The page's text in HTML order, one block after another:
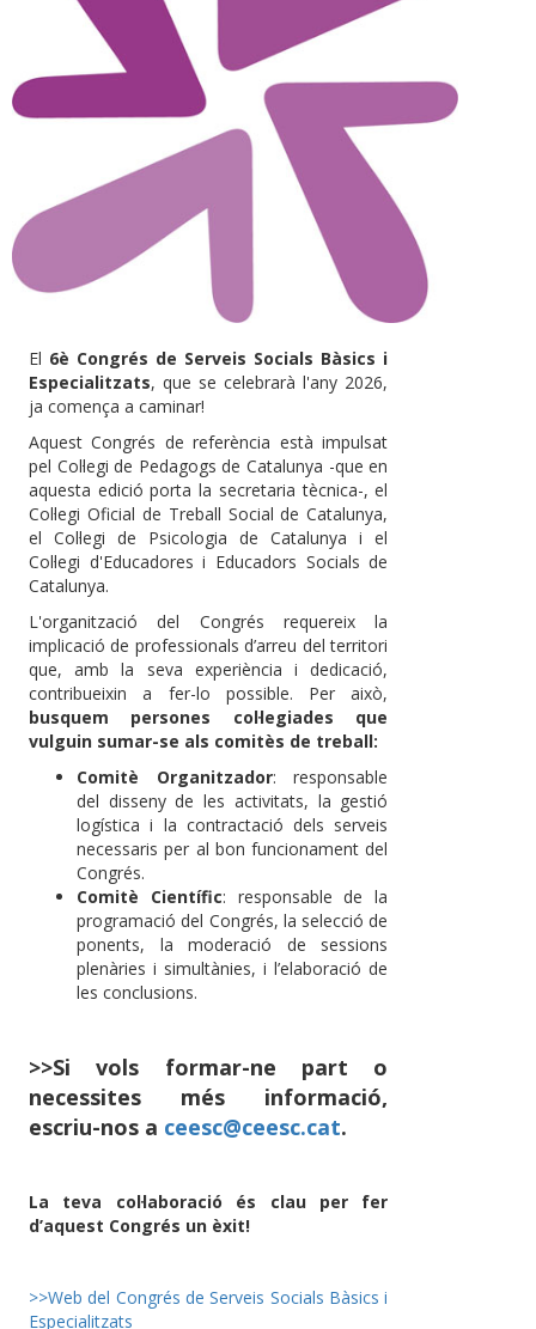
El 6è Congrés de Serveis Socials Bàsics i
Especialitzats, que se celebrarà l'any 2026,
ja comença a caminar!
Aquest Congrés de referència està impulsat
pel Col·legi de Pedagogs de Catalunya -que en
aquesta edició porta la secretaria tècnica-, el
Col·legi Oficial de Treball Social de Catalunya,
el Col·legi de Psicologia de Catalunya i el
Col·legi d'Educadores i Educadors Socials de
Catalunya.
L'organització del Congrés requereix la
implicació de professionals d’arreu del territori
que, amb la seva experiència i dedicació,
contribueixin a fer-lo possible. Per això,
busquem persones col·legiades que
vulguin sumar-se als comitès de treball:
Comitè Organitzador: responsable
del disseny de les activitats, la gestió
logística i la contractació dels serveis
necessaris per al bon funcionament del
Congrés.
Comitè Científic: responsable de la
programació del Congrés, la selecció de
ponents, la moderació de sessions
plenàries i simultànies, i l’elaboració de
les conclusions.
>>Si vols formar-ne part o
necessites més informació,
escriu-nos a ceesc@ceesc.cat.
La teva col·laboració és clau per fer
d’aquest Congrés un èxit!
>>Web del Congrés de Serveis Socials Bàsics i
Especialitzats